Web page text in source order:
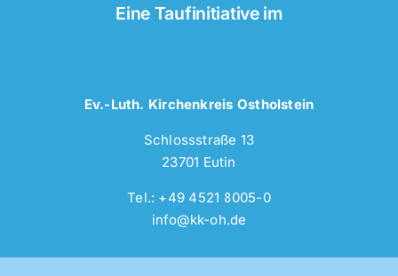
Eine Taufinitiative im
Ev.-Luth. Kirchenkreis Ostholstein
Schlossstraße 13
23701 Eutin
Tel.: +49 4521 8005-0
info@kk-oh.de